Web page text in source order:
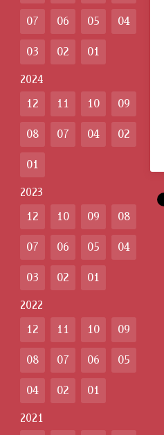
07 06 05 04
03 02 01
2024
12 11 10 09
08 07 04 02
01
2023
12 10 09 08
07 06 05 04
03 02 01
2022
12 11 10 09
08 07 06 05
04 02 01
2021